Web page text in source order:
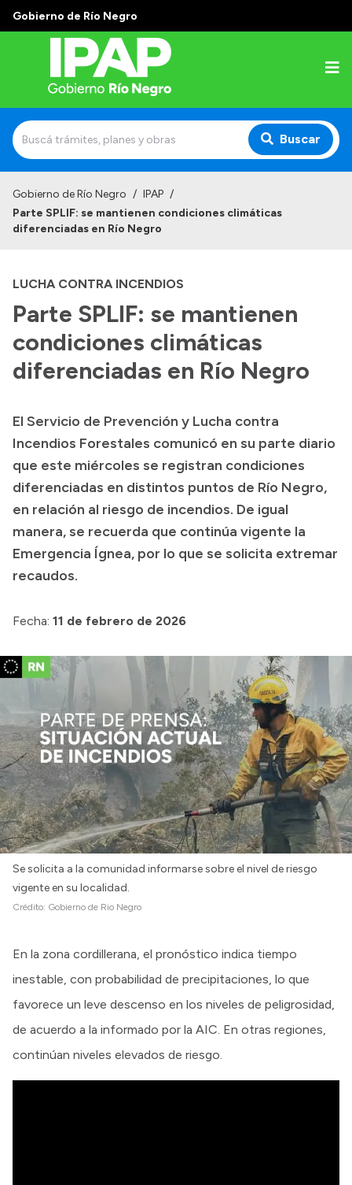
Gobierno de Río Negro
Buscar
Institucional
Autoridades
Alumnos
Docentes y Capacitadores
Delegaciones
Accesos directos
SIU GUARANÍ
SECUNDARIO
TECNICATURAS
CAPACITACIONES
Gobierno de Río Negro / IPAP /
Parte SPLIF: se mantienen condiciones climáticas
diferenciadas en Río Negro
LUCHA CONTRA INCENDIOS
Parte SPLIF: se mantienen
condiciones climáticas
diferenciadas en Río Negro
El Servicio de Prevención y Lucha contra
Incendios Forestales comunicó en su parte diario
que este miércoles se registran condiciones
diferenciadas en distintos puntos de Río Negro,
en relación al riesgo de incendios. De igual
manera, se recuerda que continúa vigente la
Emergencia Ígnea, por lo que se solicita extremar
recaudos.
Fecha: 11 de febrero de 2026
Se solicita a la comunidad informarse sobre el nivel de riesgo
vigente en su localidad.
Crédito: Gobierno de Rio Negro
En la zona cordillerana, el pronóstico indica tiempo
inestable, con probabilidad de precipitaciones, lo que
favorece un leve descenso en los niveles de peligrosidad,
de acuerdo a la informado por la AIC. En otras regiones,
continúan niveles elevados de riesgo.